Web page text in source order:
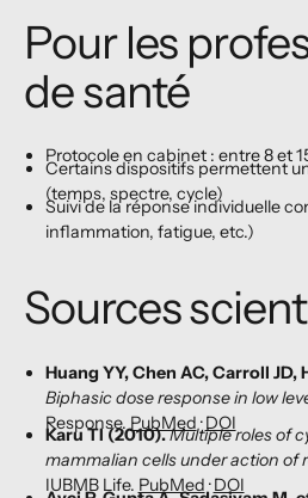
Pour les
de santé
Protocole en cabinet : entre 8 et
Certains dispositifs permettent
(temps, spectre, cycle)
Suivi de la réponse individuelle
inflammation, fatigue, etc.)
Sources
Huang YY, Chen AC, Carroll
Biphasic dose response in low
Response. PubMed ·DOI
Karu TI (2010).Multiple roles of
mammalian cells under action of
IUBMB Life. PubMed ·DOI